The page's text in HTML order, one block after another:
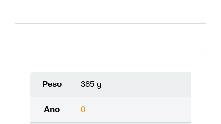
Peso 385 g
Ano 0